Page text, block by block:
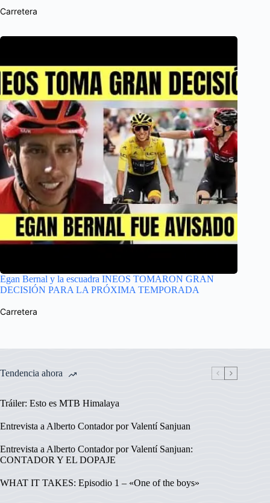
Carretera
Egan Bernal y la escuadra INEOS TOMARON GRAN
DECISIÓN PARA LA PRÓXIMA TEMPORADA
Carretera
Tendencia ahora
Tráiler: Esto es MTB Himalaya
Entrevista a Alberto Contador por Valentí Sanjuan
Entrevista a Alberto Contador por Valentí Sanjuan:
CONTADOR Y EL DOPAJE
WHAT IT TAKES: Episodio 1 – «One of the boys»